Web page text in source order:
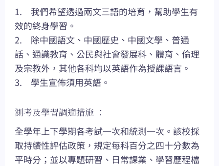
1. 我們希望透過兩文三語的培育，幫助學生有
效的終身學習。
2. 除中國語文、中國歷史、中國文學、普通
話、通識教育、公民與社會發展科、體育、倫理
及宗教外，其他各科均以英語作為授課語言。
3. 學生宣佈須用英語。
測考及學習調適措施 ：
全學年上下學期各考試一次和統測一次。該校採
取持續性評估政策，規定每科百分之四十分數為
平時分；並以專題研習、日常課業、學習歷程檔